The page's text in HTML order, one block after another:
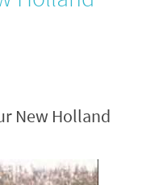
New Holland